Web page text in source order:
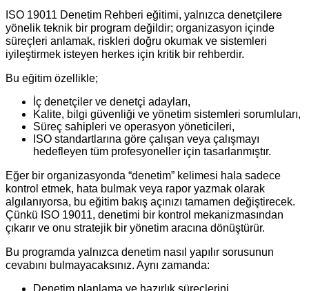
ISO 19011 Denetim Rehberi eğitimi, yalnızca denetçilere
yönelik teknik bir program değildir; organizasyon içinde
süreçleri anlamak, riskleri doğru okumak ve sistemleri
iyileştirmek isteyen herkes için kritik bir rehberdir.
Bu eğitim özellikle;
İç denetçiler ve denetçi adayları,
Kalite, bilgi güvenliği ve yönetim sistemleri sorumluları,
Süreç sahipleri ve operasyon yöneticileri,
ISO standartlarına göre çalışan veya çalışmayı
hedefleyen tüm profesyoneller için tasarlanmıştır.
Eğer bir organizasyonda “denetim” kelimesi hala sadece
kontrol etmek, hata bulmak veya rapor yazmak olarak
algılanıyorsa, bu eğitim bakış açınızı tamamen değiştirecek.
Çünkü ISO 19011, denetimi bir kontrol mekanizmasından
çıkarır ve onu stratejik bir yönetim aracına dönüştürür.
Bu programda yalnızca denetim nasıl yapılır sorusunun
cevabını bulmayacaksınız. Aynı zamanda: